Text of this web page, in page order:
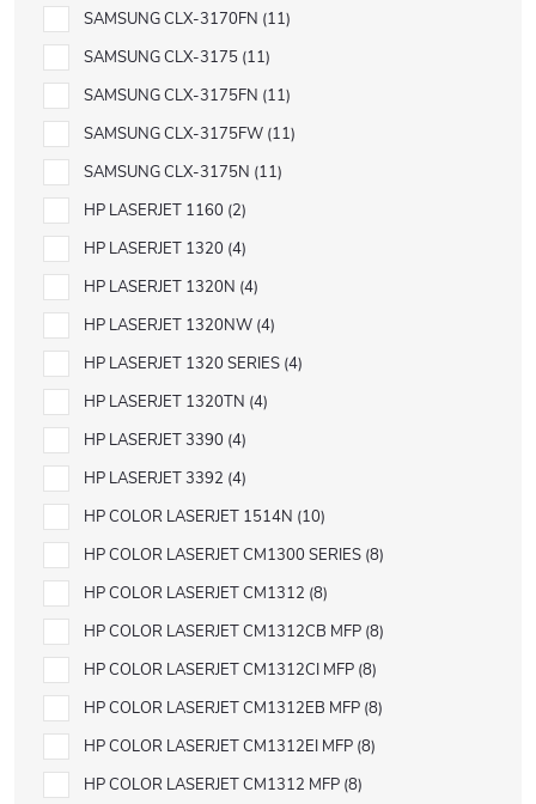
SAMSUNG CLX-3170FN 11
SAMSUNG CLX-3175 11
SAMSUNG CLX-3175FN 11
SAMSUNG CLX-3175FW 11
SAMSUNG CLX-3175N 11
HP LASERJET 1160 2
HP LASERJET 1320 4
HP LASERJET 1320N 4
HP LASERJET 1320NW 4
HP LASERJET 1320 SERIES 4
HP LASERJET 1320TN 4
HP LASERJET 3390 4
HP LASERJET 3392 4
HP COLOR LASERJET 1514N 10
HP COLOR LASERJET CM1300 SERIES 8
HP COLOR LASERJET CM1312 8
HP COLOR LASERJET CM1312CB MFP 8
HP COLOR LASERJET CM1312CI MFP 8
HP COLOR LASERJET CM1312EB MFP 8
HP COLOR LASERJET CM1312EI MFP 8
HP COLOR LASERJET CM1312 MFP 8